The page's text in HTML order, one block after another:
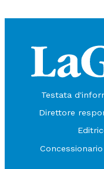
Testata
Direttore